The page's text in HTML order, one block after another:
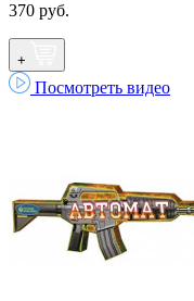
370 руб.
+
Посмотреть видео